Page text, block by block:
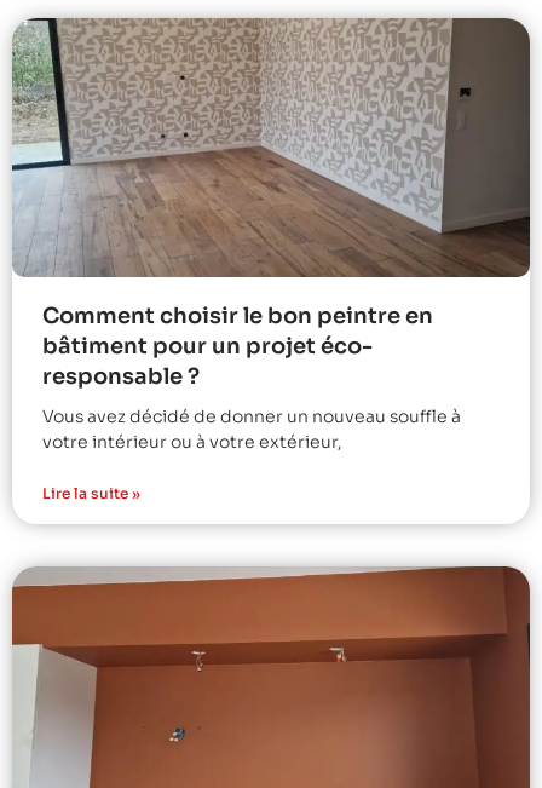
Comment choisir le bon peintre en
bâtiment pour un projet éco-
responsable ?
Vous avez décidé de donner un nouveau souffle à
votre intérieur ou à votre extérieur,
Lire la suite »